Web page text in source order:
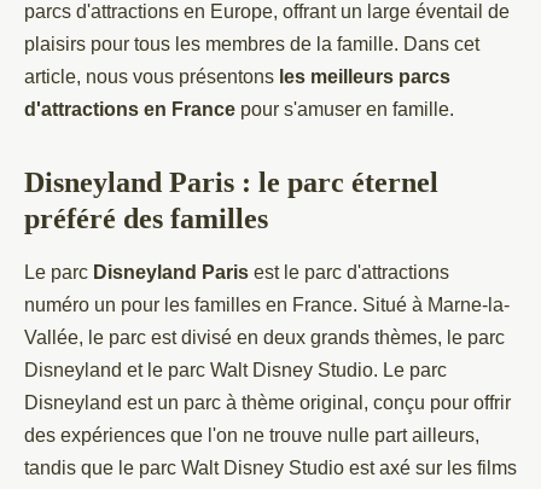
parcs d'attractions en Europe, offrant un large éventail de
plaisirs pour tous les membres de la famille. Dans cet
article, nous vous présentons les meilleurs parcs
d'attractions en France pour s'amuser en famille.
Disneyland Paris : le parc éternel
préféré des familles
Le parc Disneyland Paris est le parc d'attractions
numéro un pour les familles en France. Situé à Marne-la-
Vallée, le parc est divisé en deux grands thèmes, le parc
Disneyland et le parc Walt Disney Studio. Le parc
Disneyland est un parc à thème original, conçu pour offrir
des expériences que l'on ne trouve nulle part ailleurs,
tandis que le parc Walt Disney Studio est axé sur les films